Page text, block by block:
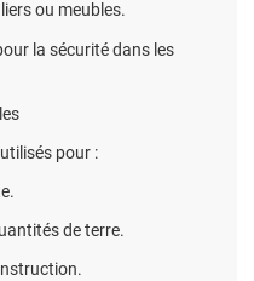
ou meubles.
la sécurité dans les
pour :
de terre.